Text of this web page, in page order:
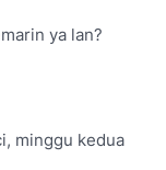
ya lan?
minggu kedua